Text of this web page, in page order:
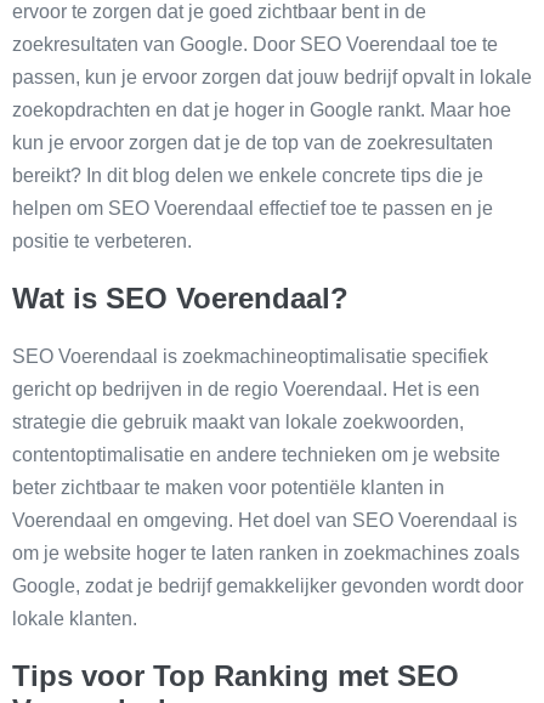
ervoor te zorgen dat je goed zichtbaar bent in de
zoekresultaten van Google. Door SEO Voerendaal toe te
passen, kun je ervoor zorgen dat jouw bedrijf opvalt in lokale
zoekopdrachten en dat je hoger in Google rankt. Maar hoe
kun je ervoor zorgen dat je de top van de zoekresultaten
bereikt? In dit blog delen we enkele concrete tips die je
helpen om SEO Voerendaal effectief toe te passen en je
positie te verbeteren.
Wat is SEO Voerendaal?
SEO Voerendaal is zoekmachineoptimalisatie specifiek
gericht op bedrijven in de regio Voerendaal. Het is een
strategie die gebruik maakt van lokale zoekwoorden,
contentoptimalisatie en andere technieken om je website
beter zichtbaar te maken voor potentiële klanten in
Voerendaal en omgeving. Het doel van SEO Voerendaal is
om je website hoger te laten ranken in zoekmachines zoals
Google, zodat je bedrijf gemakkelijker gevonden wordt door
lokale klanten.
Tips voor Top Ranking met SEO